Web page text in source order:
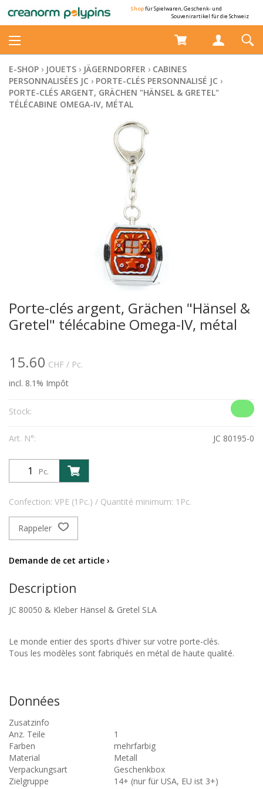
Shopfür Spielwaren, Geschenk- und
Souvenirartikel für die Schweiz
E-SHOP › JOUETS › JÄGERNDORFER › CABINES
PERSONNALISÉES JC › PORTE-CLÉS PERSONNALISÉ JC ›
PORTE-CLÉS ARGENT, GRÄCHEN "HÄNSEL & GRETEL"
TÉLÉCABINE OMEGA-IV, MÉTAL
Porte-clés argent, Grächen "Hänsel &
Gretel" télécabine Omega-IV, métal
15.60 CHF / Pc.
incl. 8.1% Impôt
Stock:
Art. N°: JC 80195-0
Pc.
Confection: VPE (1Pc.) / Quantité minimum: 1Pc.
Rappeler
Demande de cet article ›
Description
JC 80050 & Kleber Hänsel & Gretel SLA
Le monde entier des sports d'hiver sur votre porte-clés.
Tous les modèles sont fabriqués en métal de haute qualité.
Données
Zusatzinfo
Anz. Teile
1
Farben
mehrfarbig
Material
Metall
Verpackungsart
Geschenkbox
Zielgruppe
14+ (nur für USA, EU ist 3+)